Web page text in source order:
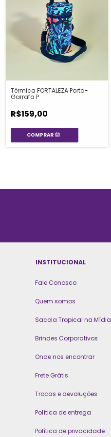
Térmica FORTALEZA Porta-
Garrafa P
R$159,00
INSTITUCIONAL
Fale Conosco
Quem somos
Sacola Tropical na Mídia
Brindes Corporativos
Onde nos encontrar
Frete Grátis
Trocas e devoluções
Política de entrega
Política de privacidade